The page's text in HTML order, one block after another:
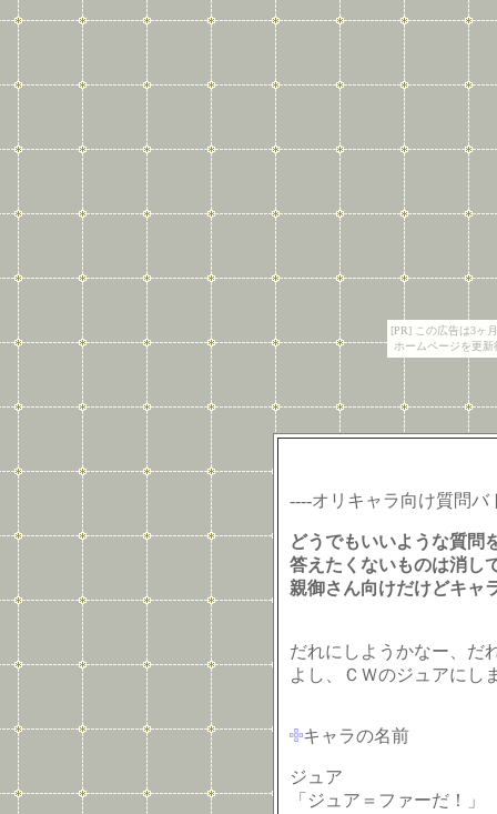
[PR] この広告は3ヶ
ホームページを更
----オリキャラ向け質問バ
どうでもいいような質問
答えたくないものは消し
親御さん向けだけどキャ
だれにしようかなー、だ
よし、ＣＷのジュアにし
キャラの名前
ジュア
「ジュア＝ファーだ！」